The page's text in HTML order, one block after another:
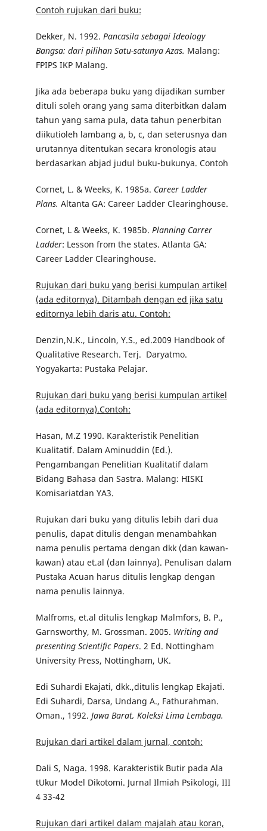
Contoh rujukan dari buku:
Dekker, N. 1992. Pancasila sebagai Ideology
Bangsa: dari pilihan Satu-satunya Azas. Malang:
FPIPS IKP Malang.
Jika ada beberapa buku yang dijadikan sumber
dituli soleh orang yang sama diterbitkan dalam
tahun yang sama pula, data tahun penerbitan
diikutioleh lambang a, b, c, dan seterusnya dan
urutannya ditentukan secara kronologis atau
berdasarkan abjad judul buku-bukunya. Contoh
Cornet, L. & Weeks, K. 1985a. Career Ladder
Plans. Altanta GA: Career Ladder Clearinghouse.
Cornet, L & Weeks, K. 1985b. Planning Carrer
Ladder: Lesson from the states. Atlanta GA:
Career Ladder Clearinghouse.
Rujukan dari buku yang berisi kumpulan artikel
(ada editornya). Ditambah dengan ed jika satu
editornya lebih daris atu. Contoh:
Denzin,N.K., Lincoln, Y.S., ed.2009 Handbook of
Qualitative Research. Terj. Daryatmo.
Yogyakarta: Pustaka Pelajar.
Rujukan dari buku yang berisi kumpulan artikel
(ada editornya).Contoh:
Hasan, M.Z 1990. Karakteristik Penelitian
Kualitatif. Dalam Aminuddin (Ed.).
Pengambangan Penelitian Kualitatif dalam
Bidang Bahasa dan Sastra. Malang: HISKI
Komisariatdan YA3.
Rujukan dari buku yang ditulis lebih dari dua
penulis, dapat ditulis dengan menambahkan
nama penulis pertama dengan dkk (dan kawan-
kawan) atau et.al (dan lainnya). Penulisan dalam
Pustaka Acuan harus ditulis lengkap dengan
nama penulis lainnya.
Malfroms, et.al ditulis lengkap Malmfors, B. P.,
Garnsworthy, M. Grossman. 2005. Writing and
presenting Scientific Papers. 2 Ed. Nottingham
University Press, Nottingham, UK.
Edi Suhardi Ekajati, dkk.,ditulis lengkap Ekajati.
Edi Suhardi, Darsa, Undang A., Fathurahman.
Oman., 1992. Jawa Barat, Koleksi Lima Lembaga.
Rujukan dari artikel dalam jurnal, contoh:
Dali S, Naga. 1998. Karakteristik Butir pada Ala
tUkur Model Dikotomi. Jurnal Ilmiah Psikologi, III
4 33-42
Rujukan dari artikel dalam majalah atau koran,